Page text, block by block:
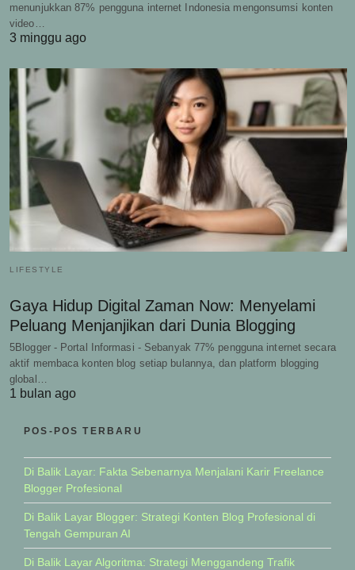
menunjukkan 87% pengguna internet Indonesia mengonsumsi konten
video…
3 minggu ago
LIFESTYLE
Gaya Hidup Digital Zaman Now: Menyelami
Peluang Menjanjikan dari Dunia Blogging
5Blogger - Portal Informasi - Sebanyak 77% pengguna internet secara
aktif membaca konten blog setiap bulannya, dan platform blogging
global…
1 bulan ago
POS-POS TERBARU
Di Balik Layar: Fakta Sebenarnya Menjalani Karir Freelance
Blogger Profesional
Di Balik Layar Blogger: Strategi Konten Blog Profesional di
Tengah Gempuran AI
Di Balik Layar Algoritma: Strategi Menggandeng Trafik